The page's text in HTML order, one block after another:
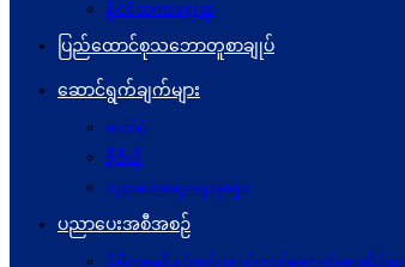
နိုင်ငံတကာရေးရာ
ပြည်ထောင်စုသဘောတူစာချုပ်
ဆောင်ရွက်ချက်များ
ဓာတ်ပုံ
ဗွီဒီယို
ပညာပေးဆွေးနွေးမှုများ
ပညာပေးအစီအစဉ်
ဒီမိုကရေစီနှင့်ဖက်ဒရယ်တည်ဆောက်ရေးဆိုင်ရာ